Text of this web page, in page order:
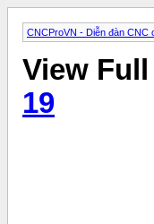
CNCProVN - Diễn đàn CNC
View
19